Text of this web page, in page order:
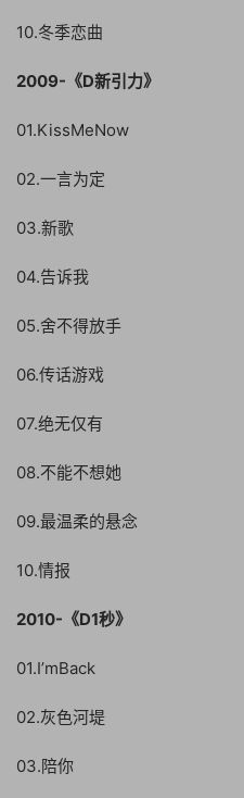
10.冬季恋曲
2009-《D新引力》
01.KissMeNow
02.一言为定
03.新歌
04.告诉我
05.舍不得放手
06.传话游戏
07.绝无仅有
08.不能不想她
09.最温柔的悬念
10.情报
2010-《D1秒》
01.I’mBack
02.灰色河堤
03.陪你